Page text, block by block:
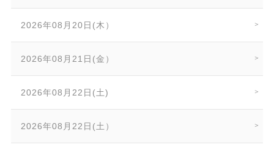
2026年08月20日(木）
2026年08月21日(金）
2026年08月22日(土)
2026年08月22日(土）